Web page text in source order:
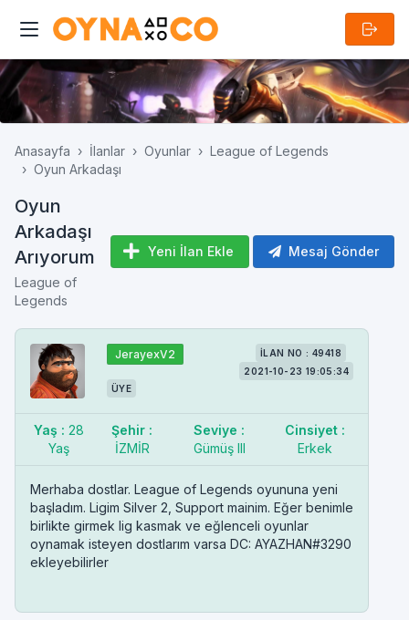
Anasayfa İlanlar Oyunlar
League of Legends
Oyun Arkadaşı
Oyun
Arkadaşı
Arıyorum
League of
Legends
Yeni İlan Ekle Mesaj Gönder
JerayexV2
ÜYE
İLAN NO : 49418
2021-10-23 19:05:34
Yaş : 28
Yaş
Şehir :
İZMİR
Seviye :
Gümüş III
Cinsiyet :
Erkek
Merhaba dostlar. League of Legends oyununa yeni
başladım. Ligim Silver 2, Support mainim. Eğer benimle
birlikte girmek lig kasmak ve eğlenceli oyunlar
oynamak isteyen dostlarım varsa DC: AYAZHAN#3290
ekleyebilirler